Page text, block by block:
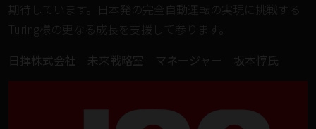
期待しています。日本発の完全自動運転の実現に挑戦する
Turing様の更なる成長を支援して参ります。
日揮株式会社 未来戦略室 マネージャー 坂本惇氏